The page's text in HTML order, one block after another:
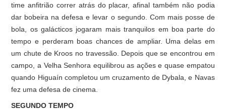
time anfitrião correr atrás do placar, afinal também não podia
dar bobeira na defesa e levar o segundo. Com mais posse de
bola, os galácticos jogaram mais tranquilos em boa parte do
tempo e perderam boas chances de ampliar. Uma delas em
um chute de Kroos no travessão. Depois que se encontrou em
campo, a Velha Senhora equilibrou as ações e quase empatou
quando Higuaín completou um cruzamento de Dybala, e Navas
fez uma defesa de cinema.
SEGUNDO TEMPO